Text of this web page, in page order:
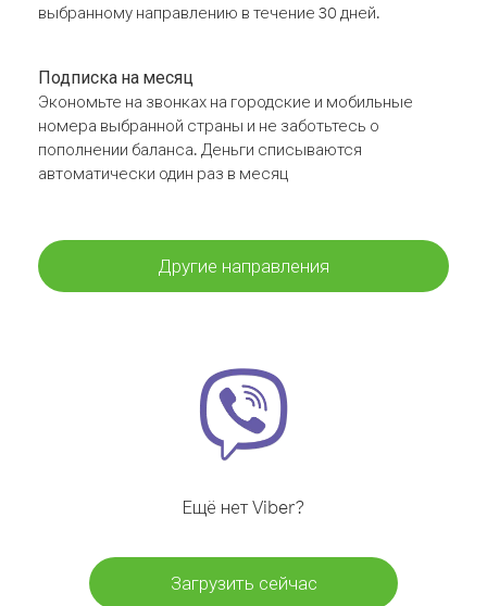
выбранному направлению в течение 30 дней.
Подписка на месяц
Экономьте на звонках на городские и мобильные
номера выбранной страны и не заботьтесь о
пополнении баланса. Деньги списываются
автоматически один раз в месяц
Другие направления
Ещё нет Viber?
Загрузить сейчас